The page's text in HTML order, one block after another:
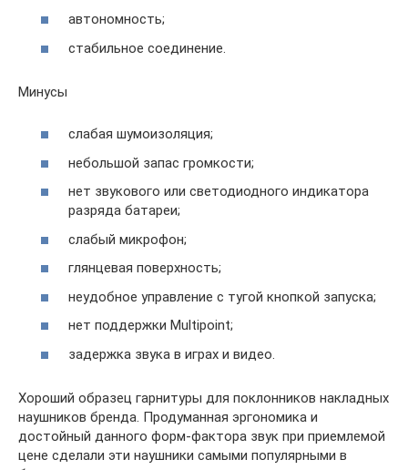
автономность;
стабильное соединение.
Минусы
слабая шумоизоляция;
небольшой запас громкости;
нет звукового или светодиодного индикатора
разряда батареи;
слабый микрофон;
глянцевая поверхность;
неудобное управление с тугой кнопкой запуска;
нет поддержки Multipoint;
задержка звука в играх и видео.
Хороший образец гарнитуры для поклонников накладных
наушников бренда. Продуманная эргономика и
достойный данного форм-фактора звук при приемлемой
цене сделали эти наушники самыми популярными в